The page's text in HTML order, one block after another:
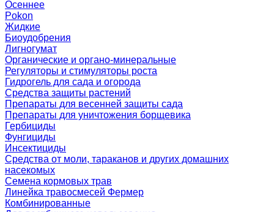
Осеннее
Pokon
Жидкие
Биоудобрения
Лигногумат
Органические и органо-минеральные
Регуляторы и стимуляторы роста
Гидрогель для сада и огорода
Средства защиты растений
Препараты для весенней защиты сада
Препараты для уничтожения борщевика
Гербициды
Фунгициды
Инсектициды
Средства от моли, тараканов и других домашних
насекомых
Семена кормовых трав
Линейка травосмесей Фермер
Комбинированные